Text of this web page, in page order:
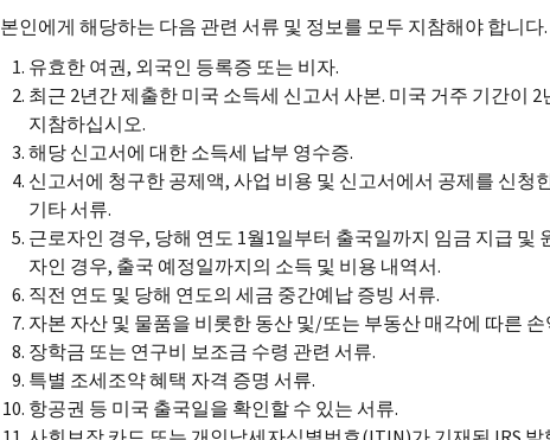
본인에게 해당하는 다음 관련 서류 및 정보를 모두 지참해야 합니다.
유효한 여권, 외국인 등록증 또는 비자.
최근 2년간 제출한 미국 소득세 신고서 사본. 미국 거주 기간이
지참하십시오.
해당 신고서에 대한 소득세 납부 영수증.
신고서에 청구한 공제액, 사업 비용 및 신고서에서 공제를 신청
기타 서류.
근로자인 경우, 당해 연도 1월1일부터 출국일까지 임금 지급
자인 경우, 출국 예정일까지의 소득 및 비용 내역서.
직전 연도 및 당해 연도의 세금 중간예납 증빙 서류.
자본 자산 및 물품을 비롯한 동산 및/또는 부동산 매각에 따른
장학금 또는 연구비 보조금 수령 관련 서류.
특별 조세조약 혜택 자격 증명 서류.
항공권 등 미국 출국일을 확인할 수 있는 서류.